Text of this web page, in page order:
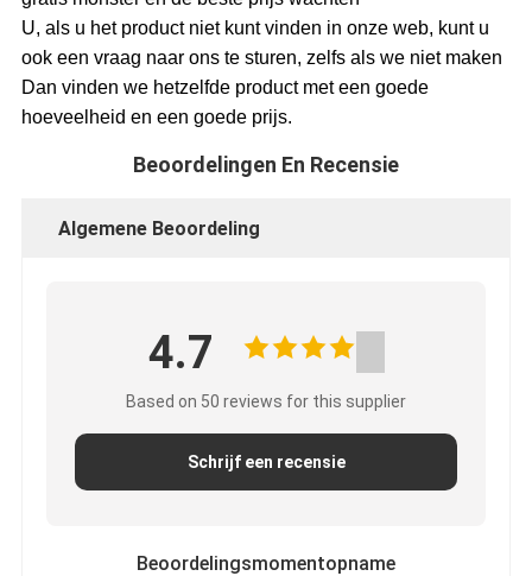
U, als u het product niet kunt vinden in onze web, kunt u
ook een vraag naar ons te sturen, zelfs als we niet maken
Dan vinden we hetzelfde product met een goede
hoeveelheid en een goede prijs.
Beoordelingen En Recensie
Algemene Beoordeling
4.7
Based on 50 reviews for this supplier
Schrijf een recensie
Beoordelingsmomentopname